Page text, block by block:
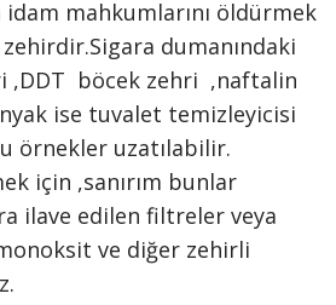
idam mahkumlarını öldürmek
dumanındaki
,DDT böcek zehri ,naftalin
ise tuvalet temizleyicisi
örnekler uzatılabilir.
için ,sanırım bunlar
ilave edilen filtreler veya
ve diğer zehirli